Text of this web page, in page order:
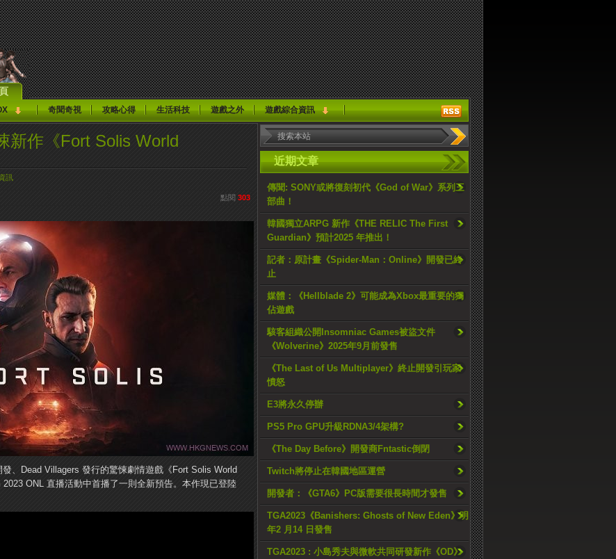
奇聞奇視 攻略心得 生活科技 遊戲之外 遊戲綜合資訊
近期文章
傳聞: SONY或將復刻初代《God of War》系列三
部曲！
韓國獨立ARPG 新作《THE RELIC The First
Guardian》預計2025 年推出！
記者：原計畫《Spider-Man：Online》開發已終
止
媒體：《Hellblade 2》可能成為Xbox最重要的獨
佔遊戲
駭客組織公開Insomniac Games被盜文件
《Wolverine》2025年9月前發售
《The Last of Us Multiplayer》終止開發引玩家
憤怒
E3將永久停辦
PS5 Pro GPU升級RDNA3/4架構?
《The Day Before》開發商Fntastic倒閉
Twitch將停止在韓國地區運營
開發者：《GTA6》PC版需要很長時間才發售
TGA2023《Banishers: Ghosts of New Eden》明
年2 月14 日發售
TGA2023 : 小島秀夫與微軟共同研發新作《OD》
新作《Fort Solis World
訊
點閱 303
、Dead Villagers 發行的驚悚劇情遊戲《Fort Solis World
ONL 直播活動中首播了一則全新預告。本作現已登陸